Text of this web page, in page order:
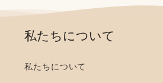
私たちについて
私たちについて